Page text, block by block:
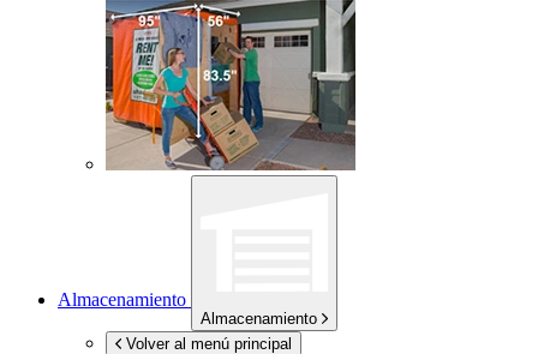
Almacenamiento
Almacenamiento
Volver al menú principal